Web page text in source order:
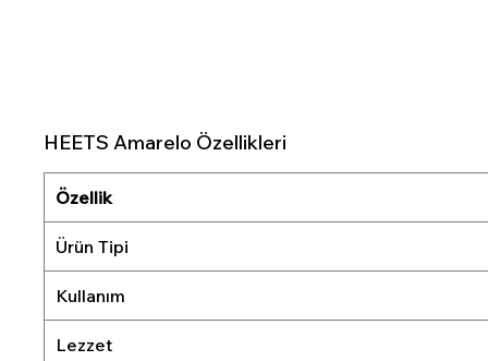
HEETS Amarelo Özellikleri
Özellik
Ürün Tipi
Kullanım
Lezzet